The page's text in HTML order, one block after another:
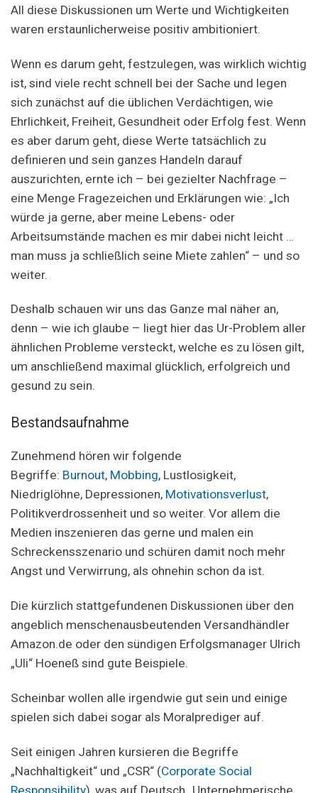
All diese Diskussionen um Werte und Wichtigkeiten
waren erstaunlicherweise positiv ambitioniert.
Wenn es darum geht, festzulegen, was wirklich wichtig
ist, sind viele recht schnell bei der Sache und legen
sich zunächst auf die üblichen Verdächtigen, wie
Ehrlichkeit, Freiheit, Gesundheit oder Erfolg fest. Wenn
es aber darum geht, diese Werte tatsächlich zu
definieren und sein ganzes Handeln darauf
auszurichten, ernte ich – bei gezielter Nachfrage –
eine Menge Fragezeichen und Erklärungen wie: „Ich
würde ja gerne, aber meine Lebens- oder
Arbeitsumstände machen es mir dabei nicht leicht …
man muss ja schließlich seine Miete zahlen“ – und so
weiter.
Deshalb schauen wir uns das Ganze mal näher an,
denn – wie ich glaube – liegt hier das Ur-Problem aller
ähnlichen Probleme versteckt, welche es zu lösen gilt,
um anschließend maximal glücklich, erfolgreich und
gesund zu sein.
Bestandsaufnahme
Zunehmend hören wir folgende
Begriffe: Burnout, Mobbing, Lustlosigkeit,
Niedriglöhne, Depressionen, Motivationsverlust,
Politikverdrossenheit und so weiter. Vor allem die
Medien inszenieren das gerne und malen ein
Schreckensszenario und schüren damit noch mehr
Angst und Verwirrung, als ohnehin schon da ist.
Die kürzlich stattgefundenen Diskussionen über den
angeblich menschenausbeutenden Versandhändler
Amazon.de oder den sündigen Erfolgsmanager Ulrich
„Uli“ Hoeneß sind gute Beispiele.
Scheinbar wollen alle irgendwie gut sein und einige
spielen sich dabei sogar als Moralprediger auf.
Seit einigen Jahren kursieren die Begriffe
„Nachhaltigkeit“ und „CSR“ (Corporate Social
Responsibility), was auf Deutsch „Unternehmerische